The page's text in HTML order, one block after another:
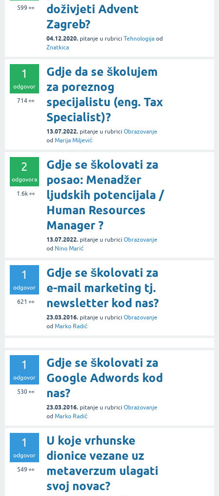
599 👀
doživjeti Advent
Zagreb?
04.12.2020. pitanje u rubrici Tehnologija od
Znatkica
1
odgovor
714👀
Gdje da se školujem
za poreznog
specijalistu (eng. Tax
Specialist)?
13.07.2022. pitanje u rubrici Obrazovanje
od Marija Miljević
2
odgovora
1.6k👀
Gdje se školovati za
posao: Menadžer
ljudskih potencijala /
Human Resources
Manager ?
13.07.2022. pitanje u rubrici Obrazovanje
od Nino Marić
1
odgovor
621 👀
Gdje se školovati za
e-mail marketing tj.
newsletter kod nas?
23.03.2016. pitanje u rubrici Obrazovanje
od Marko Radić
1
odgovor
530👀
Gdje se školovati za
Google Adwords kod
nas?
23.03.2016. pitanje u rubrici Obrazovanje
od Marko Radić
1
odgovor
549 👀
U koje vrhunske
dionice vezane uz
metaverzum ulagati
svoj novac?